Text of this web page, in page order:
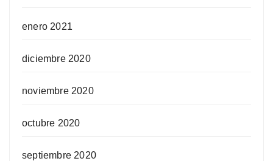
enero 2021
diciembre 2020
noviembre 2020
octubre 2020
septiembre 2020